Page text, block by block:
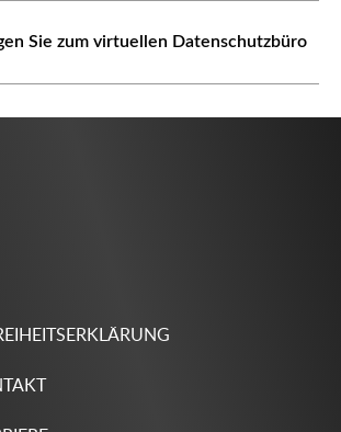
Sie zum virtuellen Datenschutzbüro